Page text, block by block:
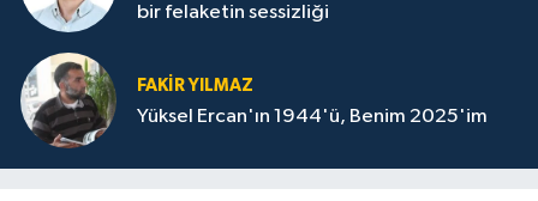
bir felaketin sessizliği
FAKİR YILMAZ
Yüksel Ercan'ın 1944'ü, Benim 2025'im